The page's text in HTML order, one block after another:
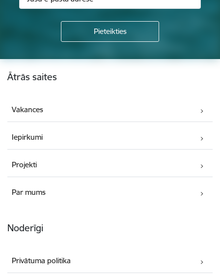
Kājene
Ātrās saites
Vakances
Iepirkumi
Projekti
Par mums
Noderīgi
Privātuma politika